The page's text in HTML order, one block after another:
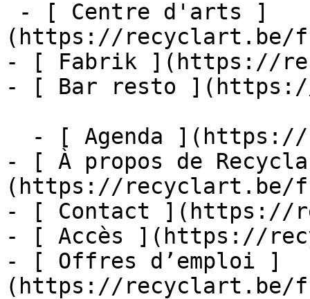
(https://recyclart.be/
- [ Fabrik ](https://
- [ Bar resto
- [ À propos de
(https://recyclart.be/
- [ Contact ](https://
- [ Accès ](https://
- [ Offres d’emploi ]
(https://recyclart.be/